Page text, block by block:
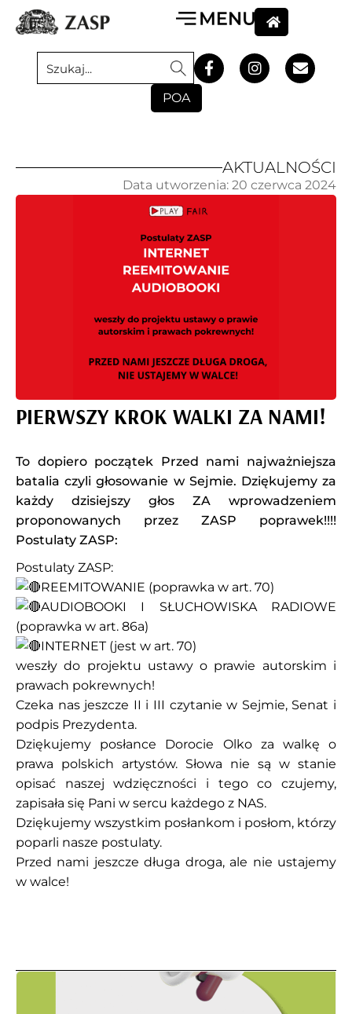
POA
AKTUALNOŚCI
PIERWSZY KROK WALKI ZA NAMI!
To dopiero początek Przed nami najważniejsza
batalia czyli głosowanie w Sejmie. Dziękujemy za
każdy dzisiejszy głos ZA wprowadzeniem
proponowanych przez ZASP poprawek!!!!
Postulaty ZASP:
Postulaty ZASP:
REEMITOWANIE (poprawka w art. 70)
AUDIOBOOKI I SŁUCHOWISKA RADIOWE
(poprawka w art. 86a)
INTERNET (jest w art. 70)
weszły do projektu ustawy o prawie autorskim i
prawach pokrewnych!
Czeka nas jeszcze II i III czytanie w Sejmie, Senat i
podpis Prezydenta.
Dziękujemy posłance Dorocie Olko za walkę o
prawa polskich artystów. Słowa nie są w stanie
opisać naszej wdzięczności i tego co czujemy,
zapisała się Pani w sercu każdego z NAS.
Dziękujemy wszystkim posłankom i posłom, którzy
poparli nasze postulaty.
Przed nami jeszcze długa droga, ale nie ustajemy
w walce!
Data utworzenia: 20 czerwca 2024